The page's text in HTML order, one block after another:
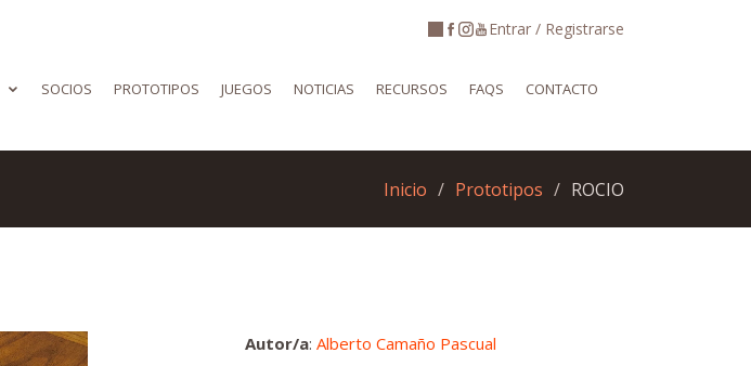
Entrar / Registrarse
SOCIOS PROTOTIPOS JUEGOS NOTICIAS RECURSOS FAQS CONTACTO
Inicio Prototipos ROCIO
Autor/a: Alberto Camaño Pascual